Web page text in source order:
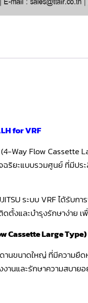
for VRF
Way Flow Cassette
ริยะแบบรวมศูนย์ ที่มีป
ระบบ VRF ได้รับ
ตั้งและบำรุงรักษาง่าย
Cassette Large Type)
านขนาดใหญ่ ที่มีความยื
านและรักษาความสบา